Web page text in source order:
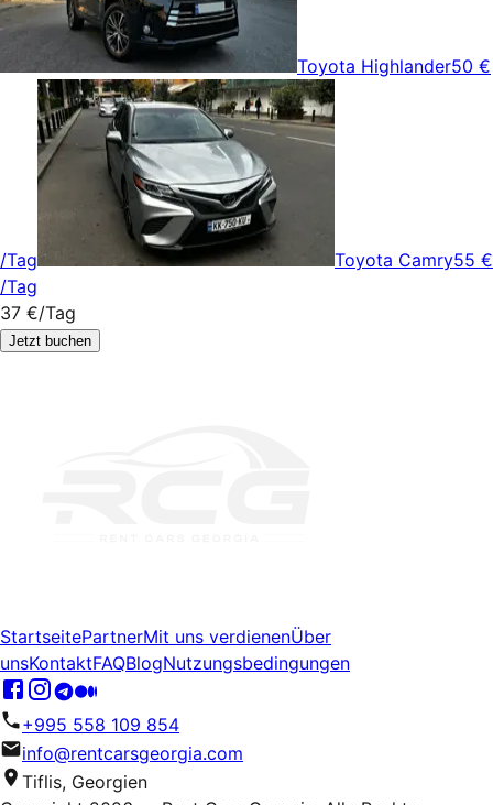
Toyota Highlander50 €
/Tag Toyota Camry55 €
/Tag
37 €/Tag
Jetzt buchen
StartseitePartnerMit uns verdienenÜber
unsKontaktFAQBlogNutzungsbedingungen
+995 558 109 854
info@rentcarsgeorgia.com
Tiflis, Georgien